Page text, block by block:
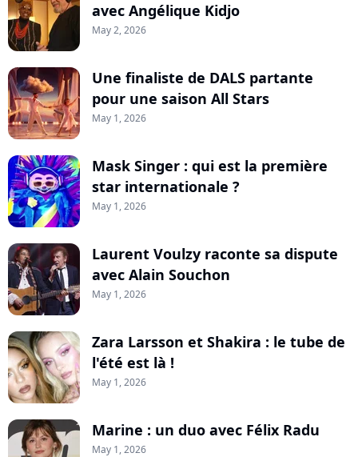
avec Angélique Kidjo
May 2, 2026
Une finaliste de DALS partante
pour une saison All Stars
May 1, 2026
Mask Singer : qui est la première
star internationale ?
May 1, 2026
Laurent Voulzy raconte sa dispute
avec Alain Souchon
May 1, 2026
Zara Larsson et Shakira : le tube de
l'été est là !
May 1, 2026
Marine : un duo avec Félix Radu
May 1, 2026